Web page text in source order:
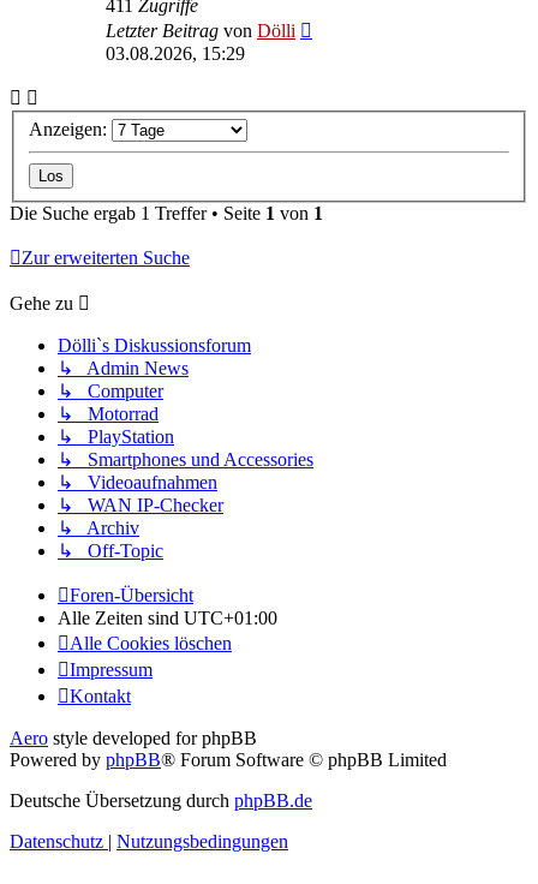
411 Zugriffe
Letzter Beitrag von Dölli
03.08.2026, 15:29
Anzeigen:
Die Suche ergab 1 Treffer • Seite 1 von 1
Zur erweiterten Suche
Gehe zu
Dölli`s Diskussionsforum
↳ Admin News
↳ Computer
↳ Motorrad
↳ PlayStation
↳ Smartphones und Accessories
↳ Videoaufnahmen
↳ WAN IP-Checker
↳ Archiv
↳ Off-Topic
Foren-Übersicht
Alle Zeiten sind UTC+01:00
Alle Cookies löschen
Impressum
Kontakt
Aero style developed for phpBB
Powered by phpBB® Forum Software © phpBB Limited
Deutsche Übersetzung durch phpBB.de
Datenschutz
Nutzungsbedingungen